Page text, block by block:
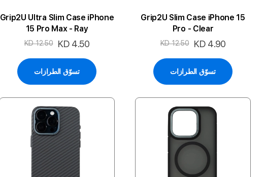
Grip2U Slim Case iPhone 15
Pro - Clear
السعر
KD 4.90
KD 12.50
تسوّق الطرازات
Grip2U Ultra Slim Case iPhone
15 Pro Max - Ray
السعر
KD 4.50
KD 12.50
تسوّق الطرازات